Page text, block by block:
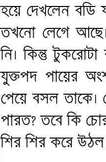
হয়ে দেখলেন বডি
তখনো লেগে
নি। কিন্তু টুকরোটা
যুক্তপদ পায়ের
পেয়ে বসল তাকে।
পারত? তবে কি
শির শির করে উঠল